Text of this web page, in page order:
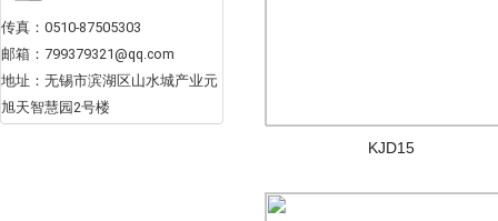
传真：0510-87505303
邮箱：799379321@qq.com
地址：无锡市滨湖区山水城产业元
旭天智慧园2号楼
KJD15